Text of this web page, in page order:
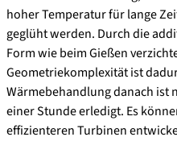
hoher Temperatur für lange
geglüht werden. Durch die
Form wie beim Gießen
Geometriekomplexität ist
Wärmebehandlung danach ist
einer Stunde erledigt. Es
effizienteren Turbinen